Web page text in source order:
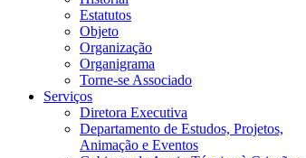
Estatutos
Objeto
Organização
Organigrama
Torne-se Associado
Serviços
Diretora Executiva
Departamento de Estudos, Projetos,
Animação e Eventos